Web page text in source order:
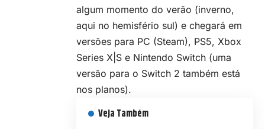
algum momento do verão (inverno,
aqui no hemisfério sul) e chegará em
versões para PC (Steam), PS5, Xbox
Series X|S e Nintendo Switch (uma
versão para o Switch 2 também está
nos planos).
Veja Também